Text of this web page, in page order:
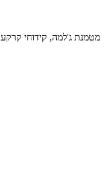
מטמנת ג'למה, קידוחי קרקע